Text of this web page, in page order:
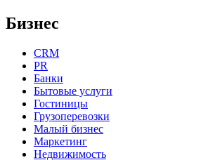
Бизнес
CRM
PR
Банки
Бытовые услуги
Гостиницы
Грузоперевозки
Малый бизнес
Маркетинг
Недвижимость